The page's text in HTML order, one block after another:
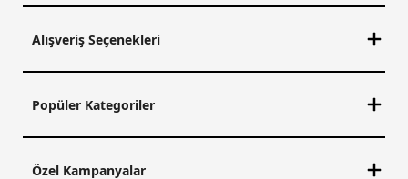
Alışveriş Seçenekleri
Popüler Kategoriler
Özel Kampanyalar